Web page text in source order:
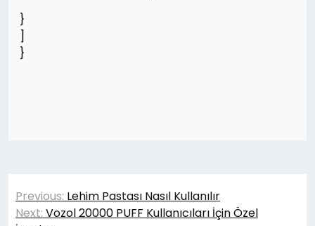
}
]
}
Yazı
gezinmesi
Previous: Lehim Pastası Nasıl Kullanılır
Next: Vozol 20000 PUFF Kullanıcıları İçin Özel